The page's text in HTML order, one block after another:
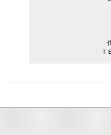
Ｔ